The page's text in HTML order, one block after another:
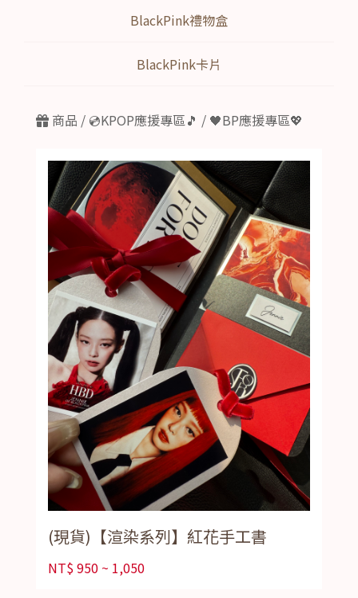
BlackPink禮物盒
BlackPink卡片
商品 / 💿KPOP應援專區🎵 / 🖤BP應援專區💖
(現貨)【渲染系列】紅花手工書
NT$950 ~ 1,050